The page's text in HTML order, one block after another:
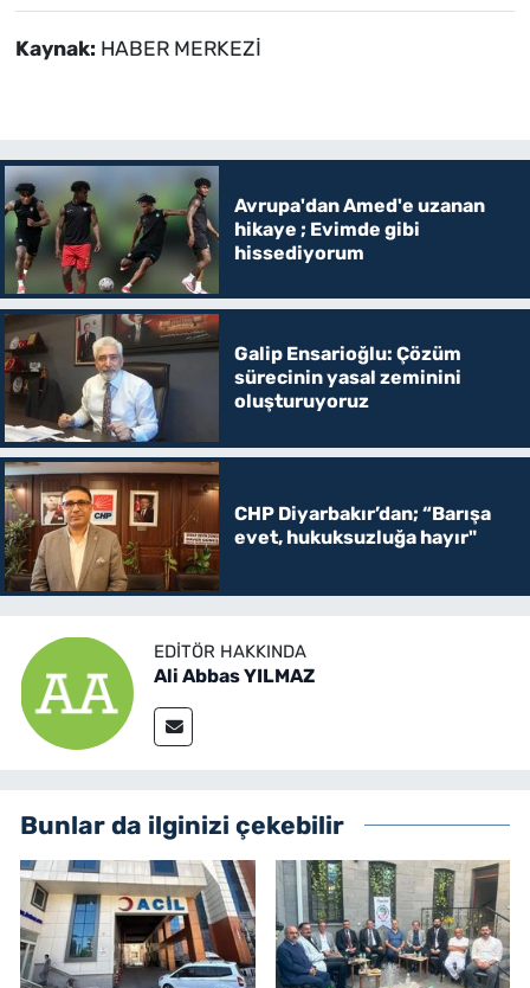
Kaynak: HABER MERKEZİ
Avrupa'dan Amed'e uzanan
hikaye ; Evimde gibi
hissediyorum
Galip Ensarioğlu: Çözüm
sürecinin yasal zeminini
oluşturuyoruz
CHP Diyarbakır’dan; “Barışa
evet, hukuksuzluğa hayır"
EDITÖR HAKKINDA
Ali Abbas YILMAZ
Bunlar da ilginizi çekebilir